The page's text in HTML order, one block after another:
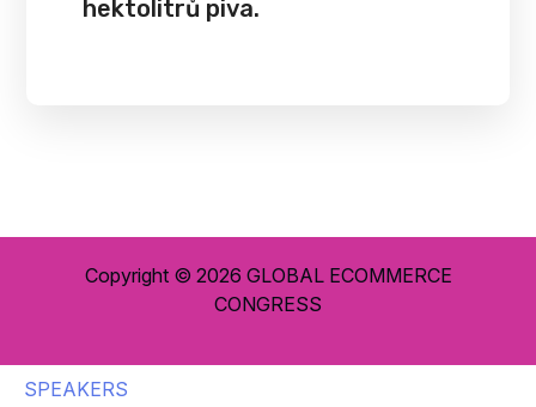
hektolitrů piva.
Copyright © 2026 GLOBAL ECOMMERCE
CONGRESS
SPEAKERS